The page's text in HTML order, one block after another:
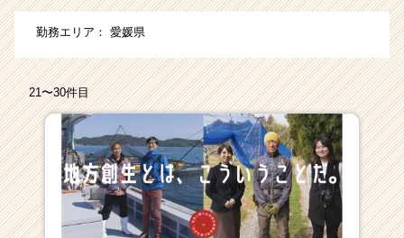
サ
チ
ア
キ
ャ
リ
ア
（CheerCareer）
勤務エリア： 愛媛県
21〜30件目